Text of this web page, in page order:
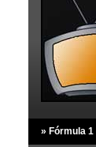
» Fórmula 1